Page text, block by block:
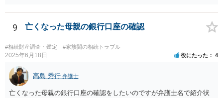
9 亡くなった母親の銀行口座の確認
#相続財産調査・鑑定 #家族間の相続トラブル
2025年6月18日 役にたった 4
高島 秀行 弁護士
亡くなった母親の銀行口座の確認をしたいのですが弁護士名で紹介状